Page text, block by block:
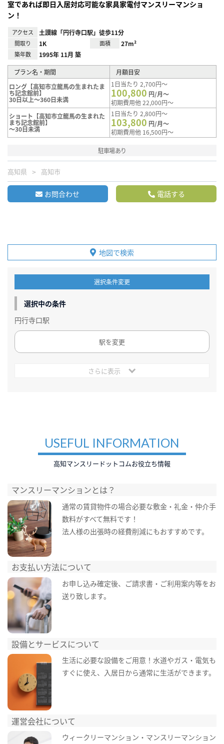
室であれば即日入居対応可能な家具家電付マンスリーマンショ
ン！
アクセス 土讃線「円行寺口駅」徒歩11分
間取り 1K 面積 27m²
築年数 1995年 11月 築
プラン名・期間
月額目安
ロング【高知市立龍馬の生まれたま
ち記念館前】
30日以上～360日未満
1日当たり 2,700円～
100,800 円/月～
初期費用他 22,000円～
ショート【高知市立龍馬の生まれた
まち記念館前】
～30日未満
1日当たり 2,800円～
103,800 円/月～
初期費用他 16,500円～
駐車場あり
高知県 高知市
お問合わせ 電話する
地図で検索
選択条件変更
選択中の条件
円行寺口駅
駅を変更
さらに表示
USEFUL INFORMATION
高知マンスリードットコムお役立ち情報
マンスリーマンションとは？
通常の賃貸物件の場合必要な敷金・礼金・仲介手
数料がすべて無料です！
法人様の出張時の経費削減にもおすすめです。
お支払い方法について
お申し込み確定後、ご請求書・ご利用案内等をお
送り致します。
設備とサービスについて
生活に必要な設備をご用意！水道やガス・電気も
すぐに使え、入居日から通常に生活ができます。
運営会社について
ウィークリーマンション・マンスリーマンション